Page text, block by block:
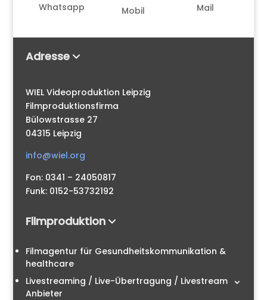
Whatsapp Mobil Mail
Adresse
WIEL Videoproduktion Leipzig
Filmproduktionsfirma
Bülowstrasse 27
04315 Leipzig
info@wiel.org
Fon: 0341 – 24050817
Funk: 0152-53732192
Filmproduktion
Filmagentur für Gesundheitskommunikation &
healthcare
Livestreaming / Live-Übertragung / Livestream
Anbieter